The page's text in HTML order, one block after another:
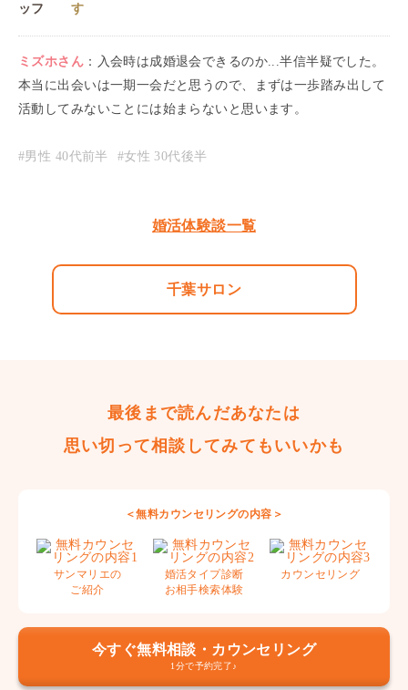
す
ミズホさん ： 入会時は成婚退会できるのか...半信半疑でした。
本当に出会いは一期一会だと思うので、まずは一歩踏み出して
活動してみないことには始まらないと思います。
#男性 40代前半 #女性 30代後半
婚活体験談一覧
千葉サロン
最後まで読んだあなたは
思い切って相談してみてもいいかも
＜無料カウンセリングの内容＞
サンマリエの
ご紹介
婚活タイプ診断
お相手検索体験
カウンセリング
今すぐ無料相談・カウンセリング
1分で予約完了♪